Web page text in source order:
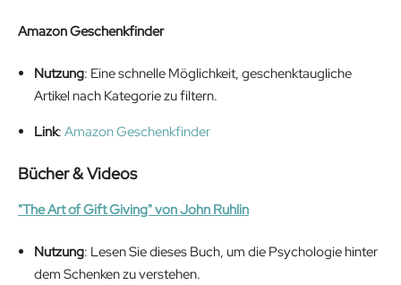
Amazon Geschenkfinder
Nutzung: Eine schnelle Möglichkeit, geschenktaugliche
Artikel nach Kategorie zu filtern.
Link: Amazon Geschenkfinder
Bücher & Videos
"The Art of Gift Giving" von John Ruhlin
Nutzung: Lesen Sie dieses Buch, um die Psychologie hinter
dem Schenken zu verstehen.